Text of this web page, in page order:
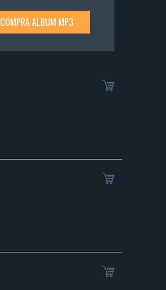
COMPRA ALBUM MP3